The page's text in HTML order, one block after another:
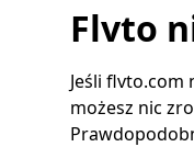
Flvto
Jeśli flvto.com
możesz nic